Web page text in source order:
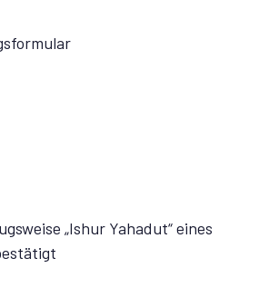
„Ishur Yahadut“ eines